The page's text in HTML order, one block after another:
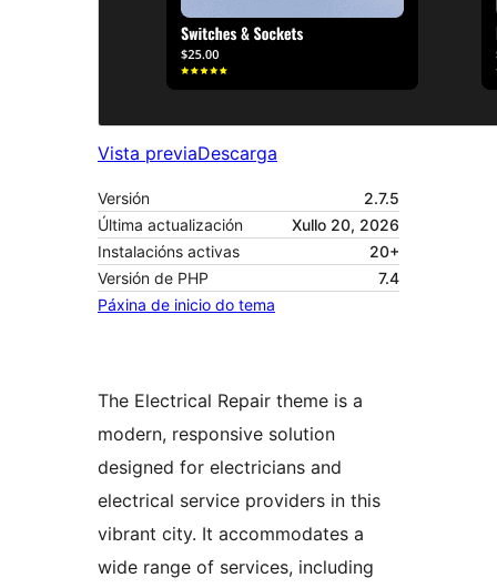
Vista previaDescarga
Versión
2.7.5
Última actualización
Xullo 20, 2026
Instalacións activas
20+
Versión de PHP
7.4
Páxina de inicio do tema
The Electrical Repair theme is a
modern, responsive solution
designed for electricians and
electrical service providers in this
vibrant city. It accommodates a
wide range of services, including